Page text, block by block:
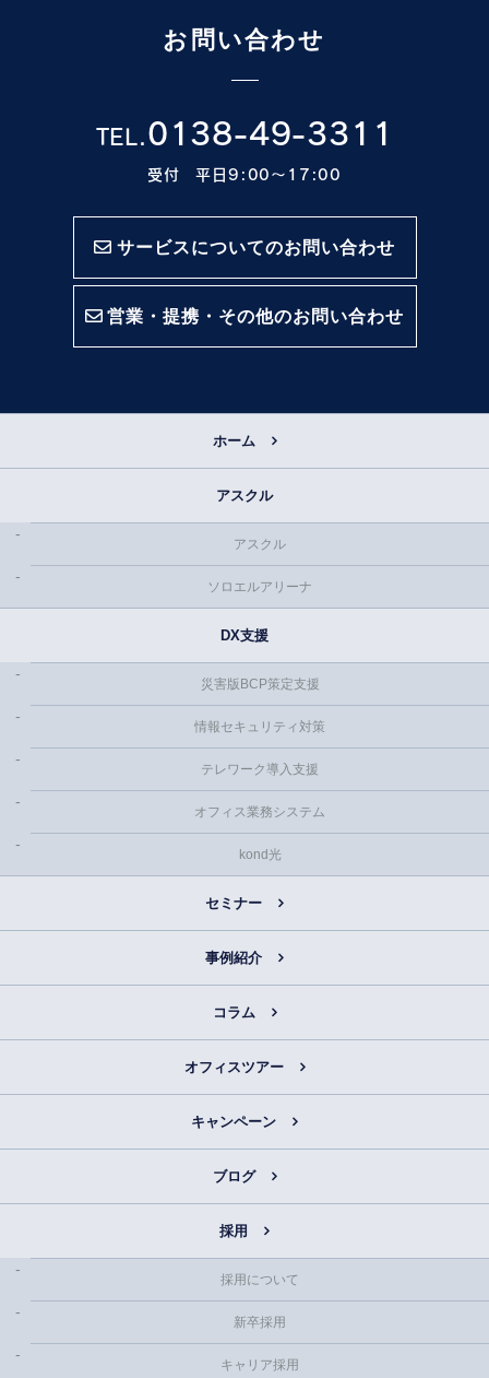
お問い合わせ
TEL.0138-49-3311
受付 平日9:00〜17:00
サービスについてのお問い合わせ
営業・提携・その他のお問い合わせ
ホーム
アスクル
アスクル
ソロエルアリーナ
DX支援
災害版BCP策定支援
情報セキュリティ対策
テレワーク導入支援
オフィス業務システム
kond光
セミナー
事例紹介
コラム
オフィスツアー
キャンペーン
ブログ
採用
採用について
新卒採用
キャリア採用